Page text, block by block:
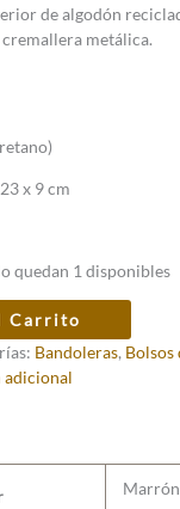
de algodón
metálica.
x 9 cm
quedan 1 disponibles
Carrito
Bandoleras, Bolsos
Marrón